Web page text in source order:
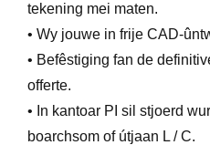
tekening mei maten.
• Wy jouwe in frije CAD-
• Befêstiging fan de
offerte.
• In kantoar PI sil stjoerd
boarchsom of útjaan L / C.